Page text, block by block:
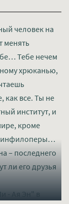
человек на
менять
Тебе нечем
хрюканью,
как все. Ты не
институт, и
кроме
инфилоперы…
– последнего
ли его друзья
- Ая Эн" в